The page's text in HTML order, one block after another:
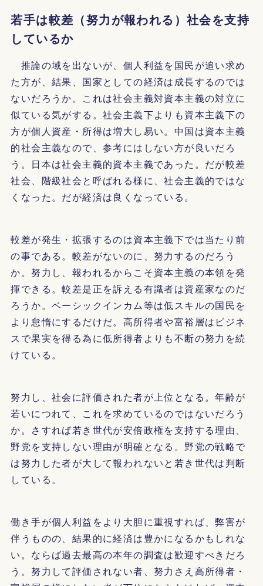
若手は較差（努力が報われる）社会を支持
しているか
推論の域を出ないが、個人利益を国民が追い求め
た方が、結果、国家としての経済は成長するのでは
ないだろうか。これは社会主義対資本主義の対立に
似ている気がする。社会主義下よりも資本主義下の
方が個人資産・所得は増大し易い。中国は資本主義
的社会主義なので、参考にはしない方が良いだろ
う。日本は社会主義的資本主義であった。だが較差
社会、階級社会と呼ばれる様に、社会主義的ではな
くなった。だが経済は良くなっている。
較差が発生・拡張するのは資本主義下では当たり前
の事である。較差がないのに、努力するのだろう
か。努力し、報われるからこそ資本主義の本領を発
揮できる。較差是正を訴える有識者は資産家なのだ
ろうか。ベーシックインカム等は低スキルの国民を
より怠惰にするだけだ。高所得者や富裕層はビジネ
スで果実を得る為に低所得者よりも不断の努力を続
けている。
努力し、社会に評価された者が上位となる。年齢が
若いにつれて、これを求めているのではないだろう
か。さすれば若き世代が安倍政権を支持する理由、
野党を支持しない理由が明確となる。野党の戦略で
は努力した者が大して報われないと若き世代は判断
している。
働き手が個人利益をより大胆に重視すれば、弊害が
伴うものの、結果的に経済は豊かになるかもしれな
い。ならば過去最高の本年の調査は歓迎すべきだろ
う。努力して評価されない者、努力さえ高所得者・